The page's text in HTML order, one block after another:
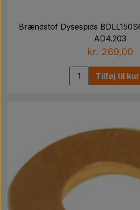
Brændstof Dysespids
AD4.203
kr. 269,00
Tilføj til